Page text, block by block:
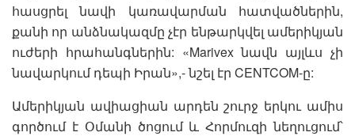
հասցրել նավի կառավարման հատվածներին,
քանի որ անձնակազմը չէր ենթարկվել ամերիկյան
ուժերի հրահանգներին: «Marivex նավն այլևս չի
նավարկում դեպի Իրան»,- նշել էր CENTCOM-ը:
Ամերիկյան ավիացիան արդեն շուրջ երկու ամիս
գործում է Օմանի ծոցում և Հորմուզի նեղուցում՝